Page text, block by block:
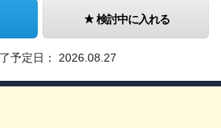
検討中に入れる
予定日： 2026.08.27